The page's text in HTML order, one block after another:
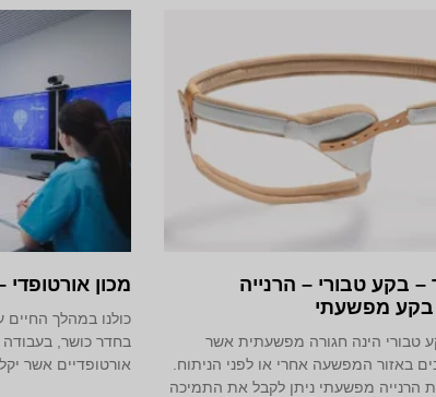
בקע טבורי – הרנייה
מפשעתי
טבורי הינה חגורה מפשעתית אשר
באזור המפשעה אחרי או לפני הניתוח.
הרנייה מפשעתי ניתן לקבל את התמיכה
מכון אורטופדי
כולנו במהלך החיים
בחדר כושר, בעבודה
אורטופדיים אשר